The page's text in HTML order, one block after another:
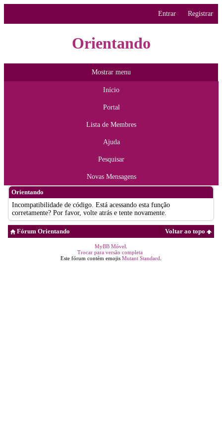
Entrar Registrar
Orientando
Mostrar menu
Início
Portal
Lista de Membres
Ajuda
Pesquisar
Novas Mensagens
Orientando
Incompatibilidade de código. Está acessando esta função
corretamente? Por favor, volte atrás e tente novamente.
Voltar ao topo
Fórum Orientando
MyBB Móvel
Trocar para versão completa
Este fórum contém emojis Mutant Standard